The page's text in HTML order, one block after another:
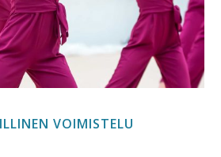
VOIMISTELU